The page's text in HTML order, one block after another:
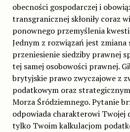
obecności gospodarczej i
transgranicznej skłoniły coraz
ponownego przemyślenia
Jednym z rozwiązań jest
przeniesienie siedziby prawnej
tej samej osobowości prawnej.
brytyjskie prawo zwyczajowe z
podatkowym oraz
Morza Śródziemnego. Pytanie
odpowiada charakterowi Twojej
tylko Twoim kalkulacjom